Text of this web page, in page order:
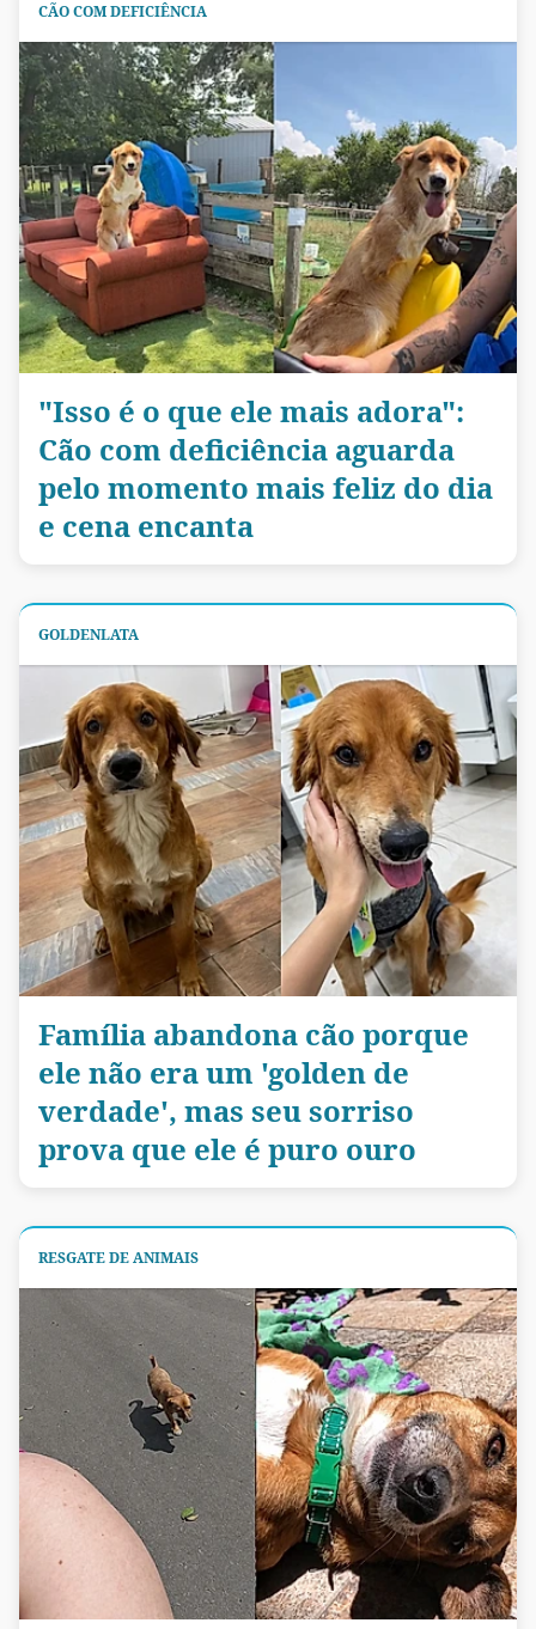
CÃO COM DEFICIÊNCIA
"Isso é o que ele mais adora":
Cão com deficiência aguarda
pelo momento mais feliz do dia
e cena encanta
GOLDENLATA
Família abandona cão porque
ele não era um 'golden de
verdade', mas seu sorriso
prova que ele é puro ouro
RESGATE DE ANIMAIS